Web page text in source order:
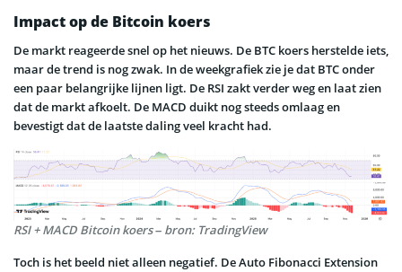
Impact op de Bitcoin koers
De markt reageerde snel op het nieuws. De BTC koers herstelde iets,
maar de trend is nog zwak. In de weekgrafiek zie je dat BTC onder
een paar belangrijke lijnen ligt. De RSI zakt verder weg en laat zien
dat de markt afkoelt. De MACD duikt nog steeds omlaag en
bevestigt dat de laatste daling veel kracht had.
RSI + MACD Bitcoin koers – bron: TradingView
Toch is het beeld niet alleen negatief. De Auto Fibonacci Extension